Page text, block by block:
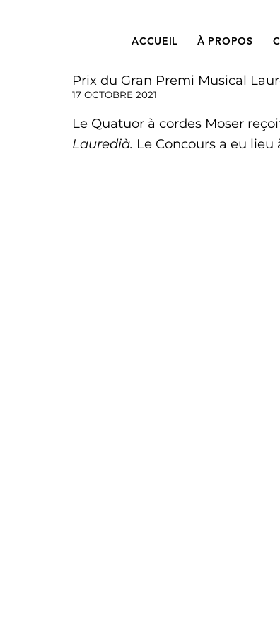
ACCUEIL À PROPOS
17 OCTOBRE 2021
Prix du Gran Premi Musical
Le Quatuor à cordes Moser
Lauredià. Le Concours a eu lieu